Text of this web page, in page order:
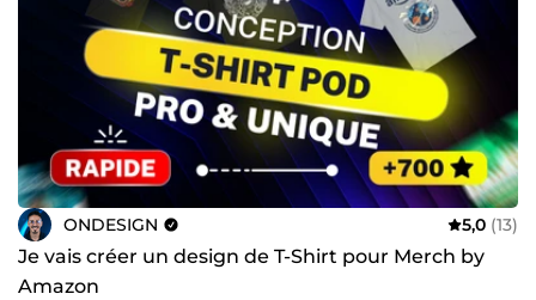
ONDESIGN 5,0 (13)
Je vais créer un design de T-Shirt pour Merch by
Amazon